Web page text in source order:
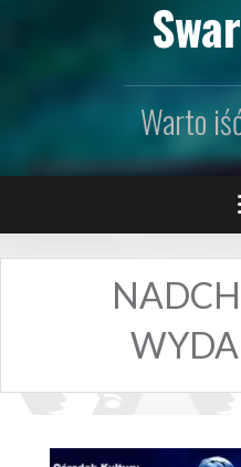
Warto